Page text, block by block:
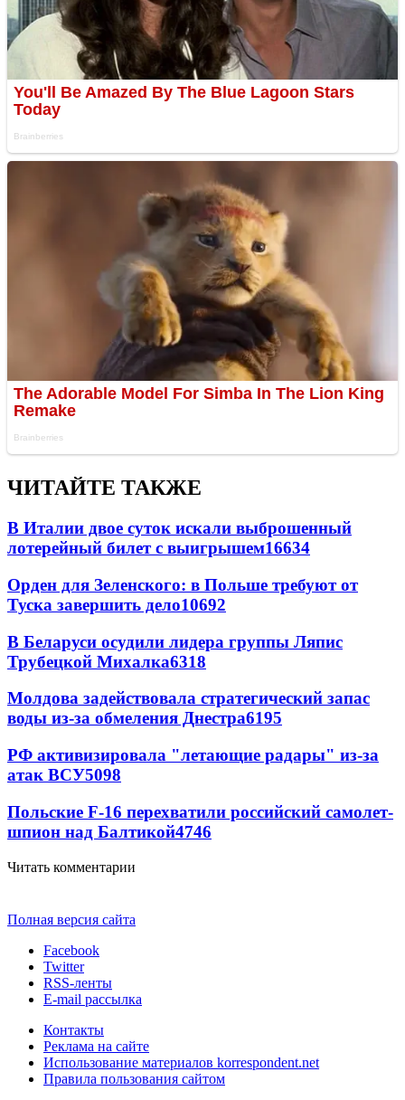
ЧИТАЙТЕ ТАКЖЕ
В Италии двое суток искали выброшенный
лотерейный билет с выигрышем16634
Орден для Зеленского: в Польше требуют от
Туска завершить дело10692
В Беларуси осудили лидера группы Ляпис
Трубецкой Михалка6318
Молдова задействовала стратегический запас
воды из-за обмеления Днестра6195
РФ активизировала "летающие радары" из-за
атак ВСУ5098
Польские F-16 перехватили российский самолет-
шпион над Балтикой4746
Читать комментарии
Полная версия сайта
Facebook
Twitter
RSS-ленты
E-mail рассылка
Контакты
Реклама на сайте
Использование материалов korrespondent.net
Правила пользования сайтом